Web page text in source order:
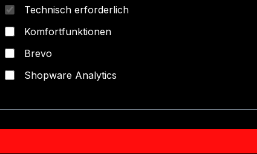
Technisch erforderlich
Komfortfunktionen
Brevo
Shopware Analytics